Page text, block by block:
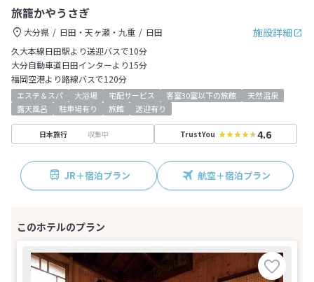
旅籠かやうさぎ
施設詳細
大分県 日田・天ヶ瀬・九重
日田
久大本線日田駅より送迎バスで10分
大分自動車道日田インターより15分
福岡空港より路線バスで120分
エステ＆スパ 大浴場 宅配サービス 客室30室以下の旅館
天然温泉
露天風呂
駐車場有り 旅館 送迎有り
日本旅行 収集中 TrustYou 4.6
JR＋宿泊プラン 航空＋宿泊プラン